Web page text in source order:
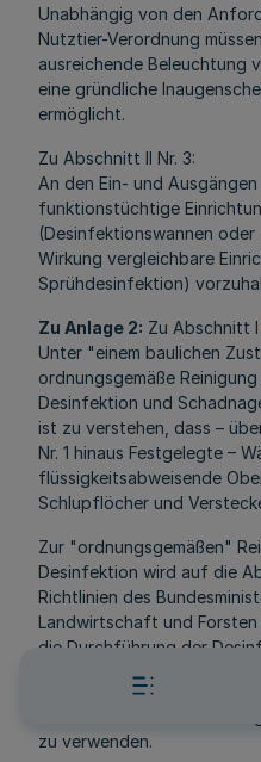
Unabhängig von den
Nutztier-Verordnung
ausreichende Beleuchtung
eine gründliche
ermöglicht.
Zu Abschnitt II Nr. 3:
An den Ein- und
funktionstüchtige
(Desinfektionswannen
Wirkung vergleichbare
Sprühdesinfektion)
Zu Anlage 2: Zu Abschnitt I
Unter "einem baulichen
ordnungsgemäße
Desinfektion und
ist zu verstehen, dass –
Nr. 1 hinaus Festgelegte –
flüssigkeitsabweisende
Schlupflöcher und
Zur "ordnungsgemäßen"
Desinfektion wird auf die
Richtlinien des
Landwirtschaft und
die Durchführung der
Tierseuchen (Geißler-
Zur Desinfektion sind
zu verwenden.